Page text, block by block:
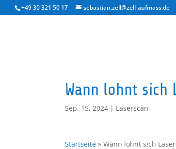
+49 30 321 50 17 sebastian.zell@zell-aufmass.de
Wann lohnt sich
Sep. 15, 2024 | Laserscan
Startseite »Wann lohnt sich